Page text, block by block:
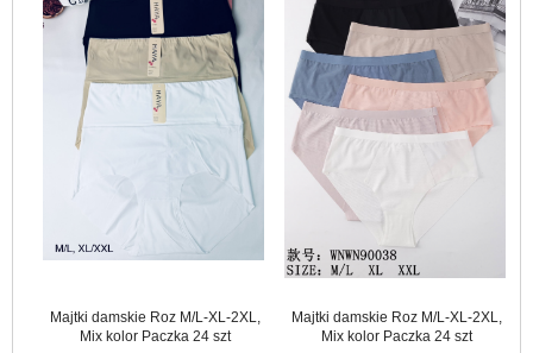
Majtki damskie Roz M/L-XL-2XL,
Mix kolor Paczka 24 szt
Majtki damskie Roz M/L-XL-2XL,
Mix kolor Paczka 24 szt